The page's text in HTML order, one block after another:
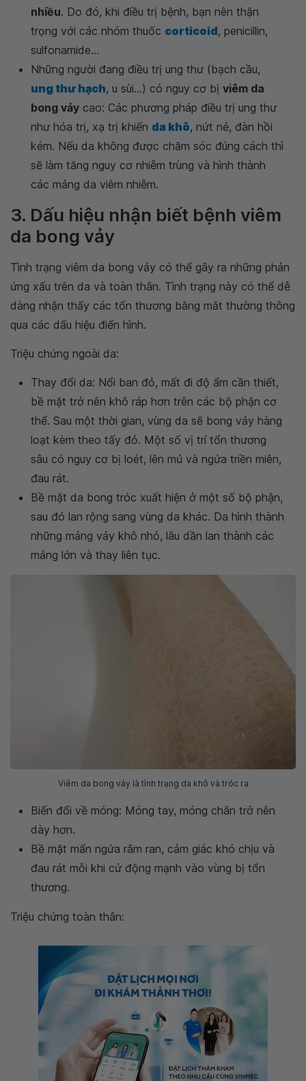
nhiều. Do đó, khi điều trị bệnh, bạn nên thận
trọng với các nhóm thuốc corticoid, penicillin,
sulfonamide...
Những người đang điều trị ung thư (bạch cầu,
ung thư hạch, u sùi...) có nguy cơ bị viêm da
bong vảy cao: Các phương pháp điều trị ung thư
như hóa trị, xạ trị khiến da khô, nứt nẻ, đàn hồi
kém. Nếu da không được chăm sóc đúng cách thì
sẽ làm tăng nguy cơ nhiễm trùng và hình thành
các mảng da viêm nhiễm.
3. Dấu hiệu nhận biết bệnh viêm
da bong vảy
Tình trạng viêm da bong vảy có thể gây ra những phản
ứng xấu trên da và toàn thân. Tình trạng này có thể dễ
dàng nhận thấy các tổn thương bằng mắt thường thông
qua các dấu hiệu điển hình.
Triệu chứng ngoài da:
Thay đổi da: Nổi ban đỏ, mất đi độ ẩm cần thiết,
bề mặt trở nên khô ráp hơn trên các bộ phận cơ
thể. Sau một thời gian, vùng da sẽ bong vảy hàng
loạt kèm theo tấy đỏ. Một số vị trí tổn thương
sâu có nguy cơ bị loét, lên mủ và ngứa triền miên,
đau rát.
Bề mặt da bong tróc xuất hiện ở một số bộ phận,
sau đó lan rộng sang vùng da khác. Da hình thành
những mảng vảy khô nhỏ, lâu dần lan thành các
mảng lớn và thay liên tục.
Viêm da bong vảy là tình trạng da khô và tróc ra
Biến đổi về móng: Móng tay, móng chân trở nên
dày hơn.
Bề mặt mẩn ngứa râm ran, cảm giác khó chịu và
đau rát mỗi khi cử động mạnh vào vùng bị tổn
thương.
Triệu chứng toàn thân: